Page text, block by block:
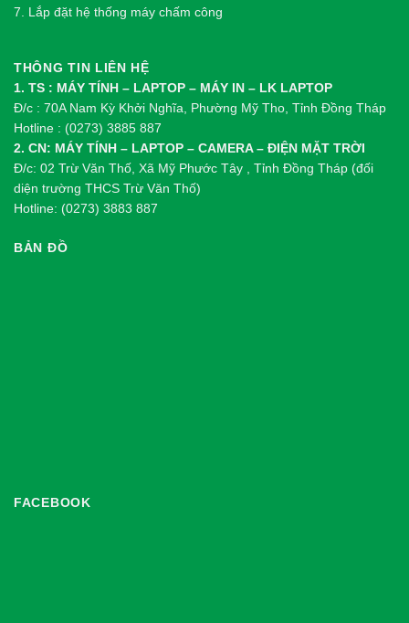
7. Lắp đặt hệ thống máy chấm công
THÔNG TIN LIÊN HỆ
1. TS : MÁY TÍNH – LAPTOP – MÁY IN – LK LAPTOP
Đ/c : 70A Nam Kỳ Khởi Nghĩa, Phường Mỹ Tho, Tỉnh Đồng Tháp
Hotline : (0273) 3885 887
2. CN: MÁY TÍNH – LAPTOP – CAMERA – ĐIỆN MẶT TRỜI
Đ/c: 02 Trừ Văn Thố, Xã Mỹ Phước Tây , Tỉnh Đồng Tháp (đối
diện trường THCS Trừ Văn Thố)
Hotline: (0273) 3883 887
BẢN ĐỒ
FACEBOOK